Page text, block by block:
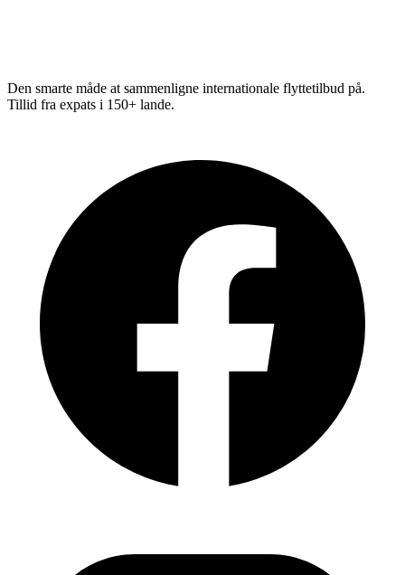
Den smarte måde at sammenligne internationale flyttetilbud på.
Tillid fra expats i 150+ lande.